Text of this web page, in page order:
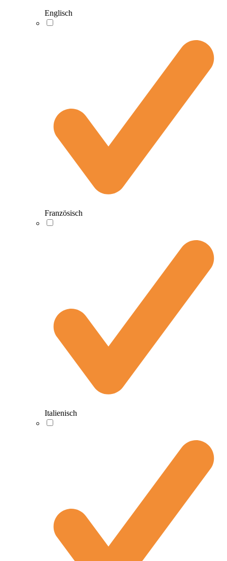
Englisch
Französisch
Italienisch